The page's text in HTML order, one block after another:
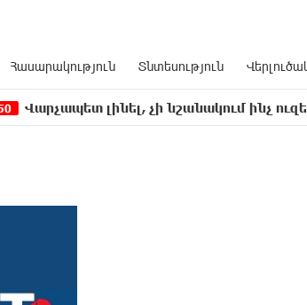
Հասարակություն Տնտեսություն
չի նշանակում ինչ ուզել անել